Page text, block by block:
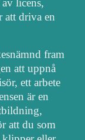
att driva en
fram
att uppnå
ett arbete
är en
att du som